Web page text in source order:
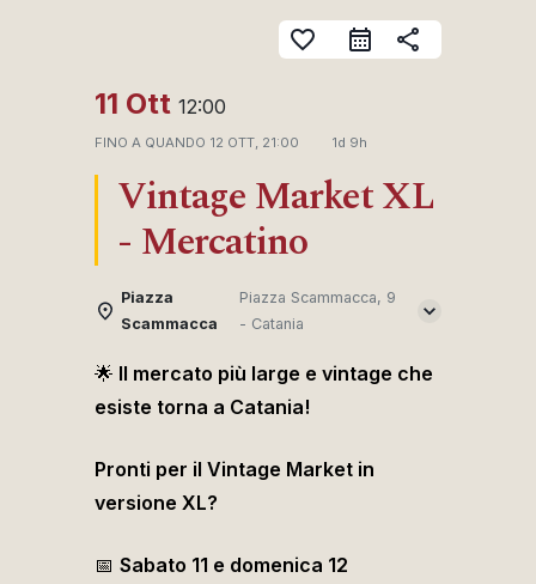
favorite_border share
11 Ott 12:00
FINO A QUANDO 12 OTT, 21:00 1d 9h
Vintage Market XL
- Mercatino
Piazza
Scammacca
Piazza Scammacca, 9
- Catania
🌟 Il mercato più large e vintage che
esiste torna a Catania!
Pronti per il Vintage Market in
versione XL?
📅 Sabato 11 e domenica 12